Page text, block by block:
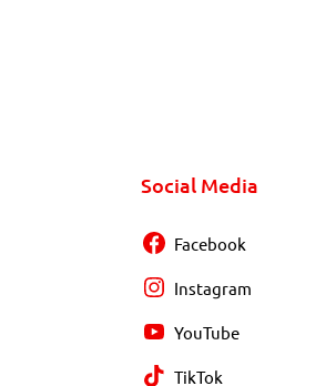
Social Media
Facebook
Instagram
YouTube
TikTok